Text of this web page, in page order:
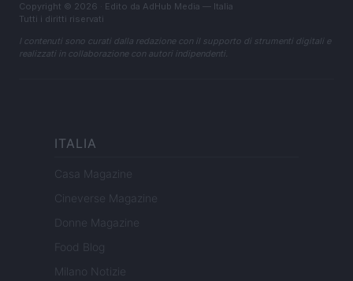
Copyright © 2026 · Edito da AdHub Media — Italia
Tutti i diritti riservati
I contenuti sono curati dalla redazione con il supporto di strumenti digitali e
realizzati in collaborazione con autori indipendenti.
ITALIA
Casa Magazine
Cineverse Magazine
Donne Magazine
Food Blog
Milano Notizie